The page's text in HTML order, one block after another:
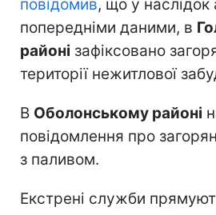
повідомив, що у наслідок
попередніми даними, в
районі зафіксовано
території нежитлової
В Оболонському районі
повідомлення про
з паливом.
Екстрені служби